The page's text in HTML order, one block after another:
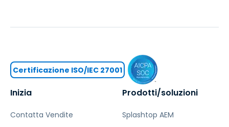
Inizia
Contatta Vendite
Prodotti/soluzioni
Splashtop AEM
Certificazione ISO/IEC 27001